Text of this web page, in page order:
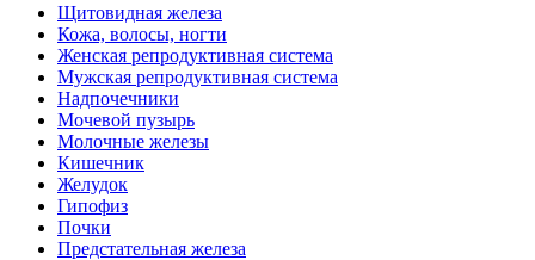
Щитовидная железа
Кожа, волосы, ногти
Женская репродуктивная система
Мужская репродуктивная система
Надпочечники
Мочевой пузырь
Молочные железы
Кишечник
Желудок
Гипофиз
Почки
Предстательная железа